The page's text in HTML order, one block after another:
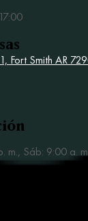
Fort Smith AR
m., Sáb: 9:00 a.